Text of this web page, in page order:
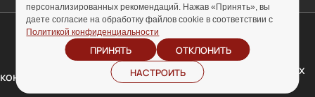
© ООО «Инолта» 2010-2026 г. УНП 691302759
Политика
конфиденциальности
Отзыв согласия на
обработку персональных
персонализированных рекомендаций. Нажав «Принять», вы
даете согласие на обработку файлов cookie в соответствии с
Политикой конфиденциальности
ПРИНЯТЬ
ОТКЛОНИТЬ
НАСТРОИТЬ